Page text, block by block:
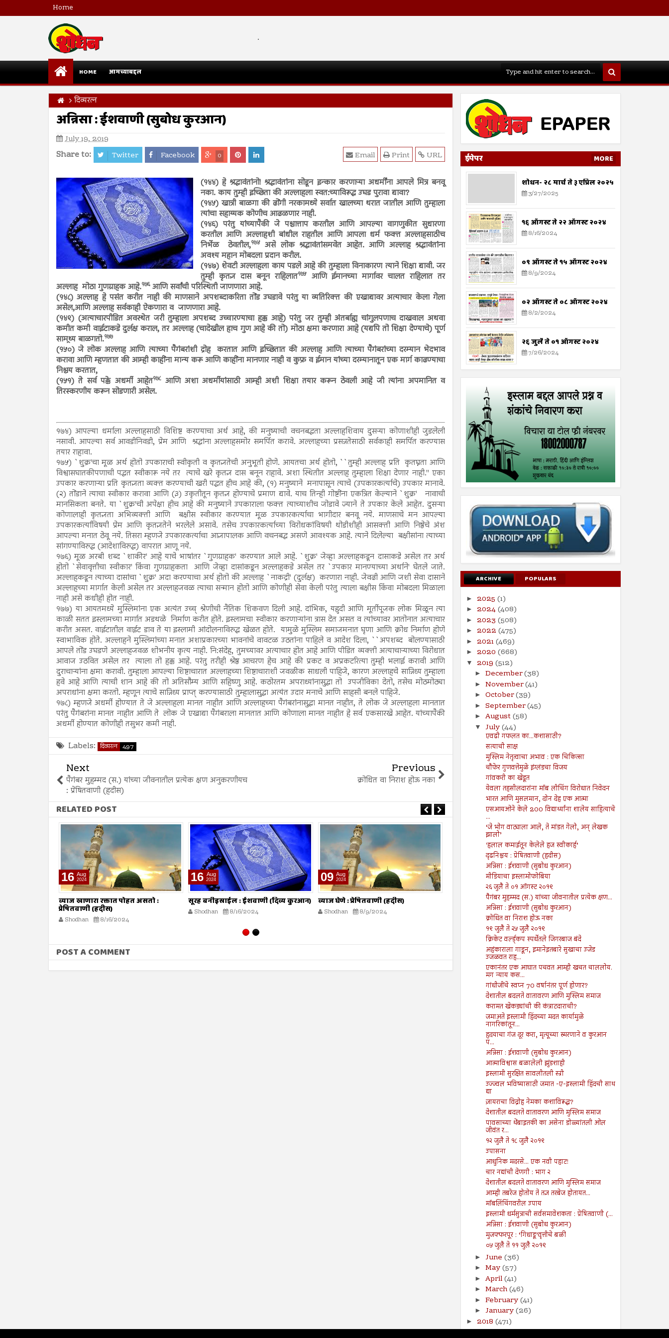
Home
.
HOME आमच्याबद्दल
दिव्यरत्न
अन्निसा : ईशवाणी (सुबोध कुरआन)
July 19, 2019
Share to: Twitter Facebook 0 URL
Print
Email
(१४४) हे श्रद्धावंतांनो! श्रद्धावंतांना सोडून इन्कार करणाऱ्या अधर्मींना आपले मित्र बनवू
नका. काय तुम्ही इच्छिता की अल्लाहला स्वत:च्याविरूद्ध उघड पुरावा द्यावा?
(१४५) खात्री बाळगा की ढोंगी नरकामध्ये सर्वात खालच्या थरात जातील आणि तुम्हाला
त्यांचा सहाय्यक कोणीच आढळणार नाही.
(१४६) परंतु यांच्यापैकी जे पश्चात्ताप करतील आणि आपल्या वागणुकीत सुधारणा
करतील आणि अल्लाहशी बांधील राहतील आणि आपला धर्म फक्त अल्लाहसाठीच
निर्भेळ ठेवतील,१७४असे लोक श्रद्धावंतांसमवेत आहेत. आणि अल्लाह श्रद्धावंतांना
अवश्य महान मोबदला प्रदान करील.
(१४७) शेवटी अल्लाहला काय पडले आहे की तुम्हाला विनाकारण त्याने शिक्षा द्यावी. जर
तुम्ही कृतज्ञ दास बनून राहिलात१७५आणि ईमानच्या मार्गावर चालत राहिलात तर
अल्लाह मोठा गुणग्राहक आहे.१७६आणि सर्वांची परिस्थिती जाणणारा आहे.
(१४८) अल्लाह हे पसंत करीत नाही की माणसाने अपशब्दाकरिता तोंड उघडावे परंतु या व्यतिरिक्त की एखाद्यावर अत्याचार केला गेला
असेल,आणि अल्लाह सर्वकाही ऐकणारा व जाणणारा आहे.
(१४९) (अत्याचारपीडित अवस्थेत जरी तुम्हाला अपशब्द उच्चारण्याचा हक्क आहे) परंतु जर तुम्ही अंतर्बाह्य चांगुलपणाच दाखवाल अथवा
कमीत कमी वाईटाकडे दुर्लक्ष कराल, तर अल्लाह (चादेखील हाच गुण आहे की तो) मोठा क्षमा करणारा आहे (यद्यपि तो शिक्षा देण्याचे) पूर्ण
सामथ्र्य बाळगतो.१७७
(१५०) जे लोक अल्लाह आणि त्याच्या पैगंबरांशी द्रोह करतात आणि इच्छितात की अल्लाह आणि त्याच्या पैगंबरांच्या दरम्यान भेदभाव
करावा आणि म्हणतात की आम्ही काहींना मान्य करू आणि काहींना मानणार नाही व कुफ्र व ईमान यांच्या दरम्यानातून एक मार्ग काढण्याचा
निश्चय करतात,
(१५१) ते सर्व पक्के अधर्मी आहेत१७८आणि अशा अधर्मीयांसाठी आम्ही अशी शिक्षा तयार करून ठेवली आहे जी त्यांना अपमानित व
तिरस्करणीय करून सोडणारी असेल.
१७४) आपल्या धर्माला अल्लाहसाठी विशिष्ट करण्याचा अर्थ आहे, की मनुष्याची वचनबद्धता अल्लाहशिवाय दुसऱ्या कोणाशीही जुडलेली
नसावी. आपल्या सर्व आवडीनिवडी, प्रेम आणि श्रद्धांना अल्लाहसमोर समर्पित करावे. अल्लाहच्या प्रसन्नतेसाठी सर्वकाही समर्पित करण्यास
तयार राहावा.
१७५) `शुक्र'चा मूळ अर्थ होतो उपकाराची स्वीकृती व कृतज्ञतेची अनुभूती होणे. आयतचा अर्थ होतो, ``तुम्ही अल्लाह प्रति कृतघ्नता आणि
विश्वासघातकीपणाची पद्धत स्वीकारू नये तर त्याचे खरे कृतज्ञ दास बनून राहावे. अशा स्थितीत अल्लाह तुम्हाला शिक्षा देणार नाही.'' एका
उपकार करणाऱ्या प्रति कृतज्ञता व्यक्त करण्याची खरी पद्धत हीच आहे की, (१) मनुष्याने मनापासून त्याचे (उपकारकर्त्याचे) उपकार मानावे.
(२) तोंडाने त्याचा स्वीकार करावा आणि (३) उकृतीतून कृतज्ञ होण्याचे प्रमाण द्यावे. याच तिन्ही गोष्टींना एकत्रित केल्याने `शुक्र' नावाची
मानसिकता बनते. या `शुक्र'ची अपेक्षा हीच आहे की मनुष्याने उपकाराला फक्त त्याच्याशीच जोडावे ज्याने ते उपकार केले आहेत. दुसऱ्या
कोणालाही कृतज्ञता अभिव्यक्ती आणि बक्षीस स्वीकार करण्यात मूळ उपकारकर्त्याचा भागीदार बनवू नये. माणसाचे मन आपल्या
उपकारकर्त्याविषयी प्रेम आणि कृतज्ञतेने भरलेले असावे. तसेच उपकारकर्त्याच्या विरोधकांविषयी थोडीशीही आसक्ती आणि निष्ठेचे अंश
आपल्या मनात ठेवू नये. तिसरा म्हणजे उपकारकर्त्याचा आज्ञापालक आणि वचनबद्ध असणे आवश्यक आहे. त्याने दिलेल्या बक्षीसांना त्याच्या
सांगण्याविरुद्ध (आदेशाविरुद्ध) वापरात आणू नये.
१७६) मूळ अरबी शब्द `शाकीर' आहे याचे भाषांतर `गुणग्राहक' करण्यात आले आहे. `शुक्र' जेव्हा अल्लाहकडून दासाकडे असेल तर अर्थ
होतो `सेवावृत्तीचा स्वीकार' किंवा गुणग्राहकता आणि जेव्हा दासांकडून अल्लाहकडे असेल तर `उपकार मानण्याच्या अर्थाने' घेतले जाते.
अल्लाहकडून त्याच्या दासांचा `शुक्र' अदा करण्याचा अर्थ होतो की अल्लाह `नाकद्री' (दुर्लक्ष) करणारा नाही. जेवढी आणि जशी सेवा दासाने
अल्लाहच्या मार्गात केली असेल तर अल्लाहजवळ त्याचा सन्मान होतो आणि कोणीही सेवा केली परंतु त्याला बक्षीस किंवा मोबदला मिळाला
नाही असे कधीही होत नाही.
१७७) या आयतमध्ये मुस्लिमांना एक अत्यंत उच्च् श्रेणीची नैतिक शिकवण दिली आहे. दांभिक, यहुदी आणि मूर्तीपूजक लोक मिळून त्या
काळी सतत इस्लामच्या मार्गात अडथळे निर्माण करीत होते. इस्लामचा स्वीकार करणाऱ्यांना त्रास देत असत व त्यांच्यावर आतोनात अत्याचार
करीत असत. वाईटातील वाईट डाव ते या इस्लामी आंदोलनाविरुद्ध खेळत होते. यामुळे मुस्लिम समाजमनात घृणा आणि क्रोध निर्माण होणे
स्वाभाविक होते. अल्लाहने मुस्लिमांच्या मनात अशाप्रकारच्या भावनांचे वावटळ उठतांना पाहिले व आदेश दिला, ``अपशब्द बोलण्यासाठी
आपले तोंड उघडणे अल्लाहजवळ शोभनीय कृत्य नाही. नि:संदेह, तुमच्यावर अत्याचार होत आहे आणि पीडित व्यक्ती अत्याचाऱ्याच्या विरोधात
आवाज उठवित असेल तर त्याला तो हक्क आहे. परंतु तरीही श्रेष्ठ आचरण हेच आहे की प्रकट व अप्रकटरित्या तुम्ही भलाई करावी आणि
दुराचाऱ्यांना क्षमा करावी. तुम्हाला आपल्या शिष्टाचारात अल्लाहच्या शिष्टाचाराशी जवळीक साधली पाहिजे, कारण अल्लाहचे सान्निध्य तुम्हाला
हवे आहे आणि त्याची शान आहे की तो अतिसौम्य आणि सहिष्णु आहे. कठोरतम अपराध्यांनासुद्धा तो उपजीविका देतो, तसेच मोठमोठ्या
अपराधांना क्षमा करतो. म्हणून त्याचे सान्निध्य प्राप्त् करण्यासाठी तुम्हालासुद्धा अत्यंत उदार मनाचे आणि साहसी बनले पाहिजे.
१७८) म्हणजे अधर्मी होण्यात ते जे अल्लाहला मानत नाहीत आणि अल्लाहच्या पैगंबरांनासुद्धा मानत नाहीत, ते लोक जे अल्लाहला मानतात
परंतु पैगंबरांना मानत नाहीत आणि ते लोक जे एखाद्या पैगंबराला मानतात आणि कोणाला मानत नाहीत हे सर्व एकसारखे आहेत. यांच्यापैकी
अधर्मी होण्यात कोणीही तसुभर कमी नाही.
Labels: दिव्यरत्न 497
Next
पैगंबर मुहम्मद (स.) यांच्या जीवनातील प्रत्येक क्षण अनुकरणीयच
: प्रेषितवाणी (हदीस)
Previous
क्रोधित वा निराश होऊ नका
RELATED POST
16 Aug
2024
सूरह बनीइस्राईल : ईशवाणी (दिव्य कुरआन)
Shodhan 8/16/2024
09 Aug
2024
व्याज घेणे : प्रेषितवाणी (हदीस)
Shodhan 8/9/2024
26 Jul
2024
मोजमापात तफावत करणे : प्रेषितवाणी
(हदीस)
सूरह बनीइस्राईल : : ईशवाणी (दिव्य
7/26/2024
चोरी : : प्रेषितवाणी (हदीस)
POST A COMMENT
ईपेपर MORE
शोधन- २८ मार्च ते ३ एप्रिल २०२५
3/27/2025
१६ ऑगस्ट ते २२ ऑगस्ट २०२४
8/16/2024
०९ ऑगस्ट ते १५ ऑगस्ट २०२४
8/9/2024
०२ ऑगस्ट ते ०८ ऑगस्ट २०२४
8/2/2024
२६ जुलै ते ०१ ऑगस्ट २०२४
7/26/2024
ARCHIVE POPULARS
► 2025 (1)
► 2024(408)
► 2023 (508)
► 2022 (475)
► 2021(469)
► 2020 (668)
▼ 2019 (512)
► December(38)
► November(41)
► October(39)
► September(45)
► August(58)
▼ July(44)
एवढी गफलत का...कशासाठी?
सत्याची साक्ष
मुस्लिम नेतृत्वाचा अभाव : एक चिकित्सा
चौफेर गुणवत्तेमुळे इंग्लंडचा विजय
गांवकरी का खेडूत
येवला तहसीलदारांना मॉब लीचिंग विरोधात निवेदन
भारत आणि मुसलमान, दोन देह एक आत्मा
एसआयओने केले 200 विद्यार्थ्यांना शालेय साहित्याचे
...
‘जे भोग वाट्याला आले, ते मांडत गेलो, अन् लेखक
झालो’
'हलाल कमाईतून केलेले हज स्वीकार्ह’
दृढनिश्चय : प्रेषितवाणी (हदीस)
अन्निसा : ईशवाणी (सुबोध कुरआन)
मीडियाचा इस्लामोफोबिया
२६ जुलै ते ०१ ऑगस्ट २०१९
पैगंबर मुहम्मद (स.) यांच्या जीवनातील प्रत्येक क्षण...
अन्निसा : ईशवाणी (सुबोध कुरआन)
क्रोधित वा निराश होऊ नका
१९ जुलै ते २५ जुलै २०१९
क्रिकेट वर्ल्ड्कप स्पर्धेतले जिगरबाज बंदे
अहंकाराला गाडून, इमानेइतबारे सुखाचा उजेड
उजळवत राह...
एकानंतर एक आघात पचवत आम्ही खचत चाललोय.
मग न्याय कस...
गांधीजींचे स्वप्न 70 वर्षानंतर पूर्ण होणार?
देशातील बदलते वातावरण आणि मुस्लिम समाज
करामत खेकड्यांची की कंत्राटदाराची?
जमाअते इस्लामी हिंदच्या मदत कार्यामुळे
नागरिकांतून...
हृदयाचा गंज दूर करा, मृत्यूच्या स्मरणाने व कुरआन
प...
अन्निसा : ईशवाणी (सुबोध कुरआन)
आत्माविश्वास बळालेली झुंडशाही
इस्लामी सुरक्षित सावलीतली स्त्री
उज्ज्वल भविष्यासाठी जमात -ए-इस्लामी हिंदची साथ
द्या
ज़ायराचा विद्रोह नेमका कशाविरूद्ध?
देशातील बदलते वातावरण आणि मुस्लिम समाज
पावसाच्या थेंबाइतकी का असेना डोळ्यांतली ओल
जीवंत र...
१२ जुलै ते १८ जुलै २०१९
उपासना
आधुनिक मदरसे... एक नवी पहाट!
चार नद्यांची देणगी : भाग २
देशातील बदलते वातावरण आणि मुस्लिम समाज
आम्ही तबरेज होतोय ते तज्ञ तरबेज होतायत...
मॉबलिंचिंगवरील उपाय
इस्लामी धर्मसुत्राची सर्वसमावेशकता : प्रेषितवाणी (...
अन्निसा : ईशवाणी (सुबोध कुरआन)
मुजफ्फरपूर : ‘गिधाडू’वृत्तीचे बळी
०५ जुलै ते ११ जुलै २०१९
► June (36)
► May(57)
► April(41)
► March(46)
► February(41)
► January(26)
► 2018 (471)
►2017(141)